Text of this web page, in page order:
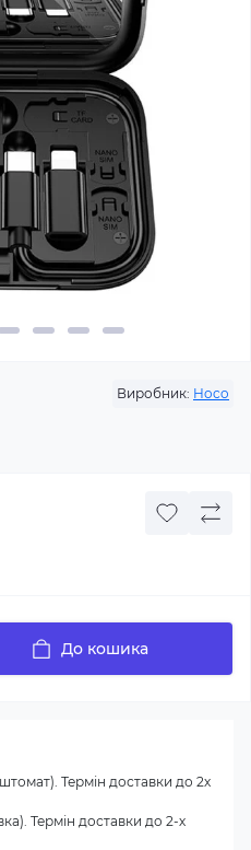
Виробник: Hoco
До кошика
Термін доставки до 2х
Термін доставки до 2-х